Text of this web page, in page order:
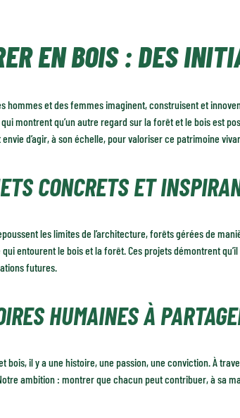
EN BOIS : DES
hommes et des femmes imaginent, construisent et
montrent qu’un autre regard sur la forêt et le bois est
d’agir, à son échelle, pour valoriser ce patrimoine
CONCRETS ET
les limites de l’architecture, forêts gérées de
entourent le bois et la forêt. Ces projets démontrent
futures.
HUMAINES À
bois, il y a une histoire, une passion, une conviction. À
ambition : montrer que chacun peut contribuer, à sa